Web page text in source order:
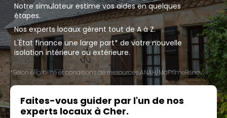
Notre simulateur estime vos aides en quelques
étapes.
Nos experts locaux gèrent tout de A à Z.
L'État finance une large part* de votre nouvelle
isolation intérieure ou extérieure.
*Selon éligibilité et conditions de ressources ANAH/MaPrimeRénov'.
Faites-vous guider par l'un de nos
experts locaux à Cher.